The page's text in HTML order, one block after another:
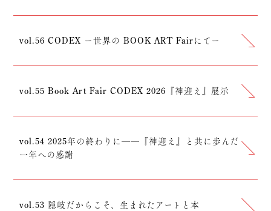
vol.56 CODEX ー世界の BOOK ART Fairにてー
vol.55 Book Art Fair CODEX 2026『神迎え』展示
vol.54 2025年の終わりに──『神迎え』と共に歩んだ
一年への感謝
vol.53 隠岐だからこそ、生まれたアートと本